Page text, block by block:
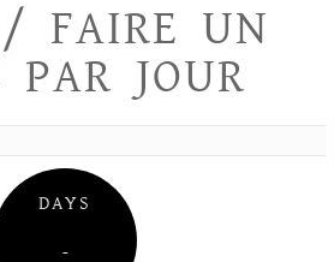
FAIRE UN
PAR JOUR
DAYS
–